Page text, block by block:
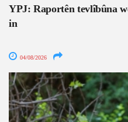
YPJ: Raportên tevlîbûna
in
04/08/2026